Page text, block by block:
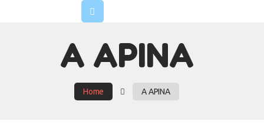
A APINA
Home A APINA
OS ESPAÇOS